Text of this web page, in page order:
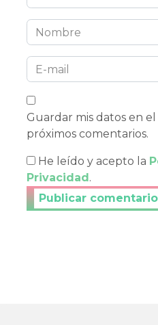
Guardar mis datos en
próximos comentarios.
He leído y acepto la
Privacidad.
Publicar tu comentario